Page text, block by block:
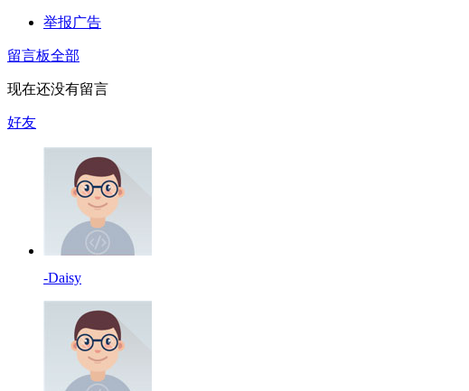
举报广告
留言板全部
现在还没有留言
好友
-Daisy